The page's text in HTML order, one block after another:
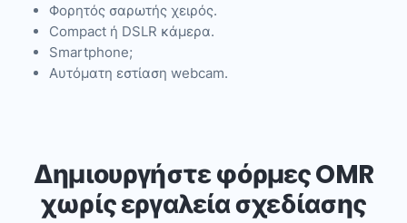
Φορητός σαρωτής χειρός.
Compact ή DSLR κάμερα.
Smartphone;
Αυτόματη εστίαση webcam.
Δημιουργήστε φόρμες OMR
χωρίς εργαλεία σχεδίασης